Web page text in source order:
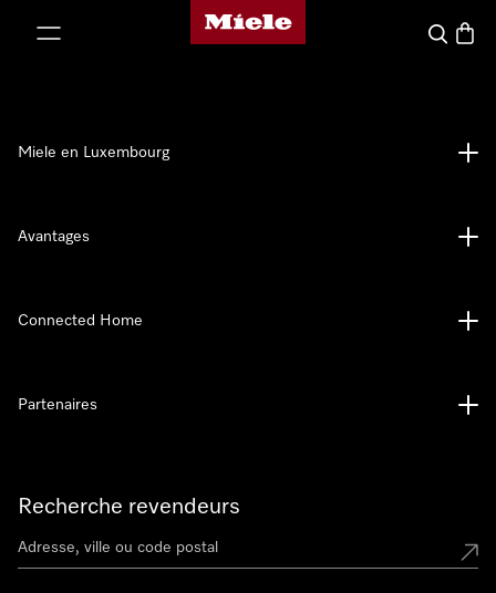
Page d'accueil de Miele
Panier
Recherche revendeurs
Miele en Luxembourg
Avantages
Connected Home
Partenaires